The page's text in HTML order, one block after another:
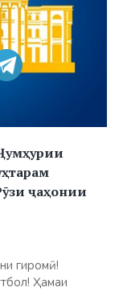
ҷаҳонии
гиромӣ!
Ҳамаи